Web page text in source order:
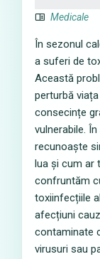
Medicale
În sezonul
a suferi de
Această
perturbă
consecințe
vulnerabile.
recunoaște
lua și cum ar
confruntăm
toxiinfecțiile
afecțiuni
contaminate
virusuri sau